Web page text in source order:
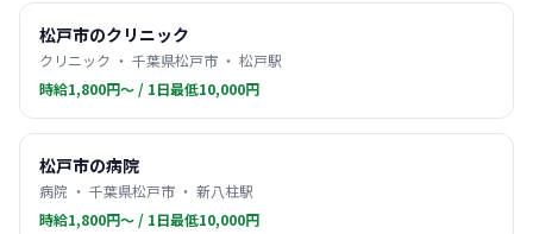
松戸市のクリニック
クリニック ・ 千葉県松戸市 ・ 松戸駅
時給1,800円〜 / 1日最低10,000円
松戸市の病院
病院 ・ 千葉県松戸市 ・ 新八柱駅
時給1,800円〜 / 1日最低10,000円